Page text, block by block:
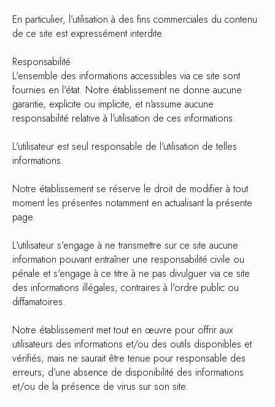
En particulier, l’utilisation à des fins commerciales du contenu
de ce site est expressément interdite.
Responsabilité
L'ensemble des informations accessibles via ce site sont
fournies en l'état. Notre établissement ne donne aucune
garantie, explicite ou implicite, et n'assume aucune
responsabilité relative à l'utilisation de ces informations.
L'utilisateur est seul responsable de l'utilisation de telles
informations.
Notre établissement se réserve le droit de modifier à tout
moment les présentes notamment en actualisant la présente
page.
L'utilisateur s'engage à ne transmettre sur ce site aucune
information pouvant entraîner une responsabilité civile ou
pénale et s'engage à ce titre à ne pas divulguer via ce site
des informations illégales, contraires à l'ordre public ou
diffamatoires.
Notre établissement met tout en œuvre pour offrir aux
utilisateurs des informations et/ou des outils disponibles et
vérifiés, mais ne saurait être tenue pour responsable des
erreurs, d’une absence de disponibilité des informations
et/ou de la présence de virus sur son site.